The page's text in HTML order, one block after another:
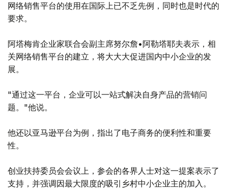
网络销售平台的使用在国际上已不乏先例，同时也是时代的
要求。
阿塔梅肯企业家联合会副主席努尔詹•阿勒塔耶夫表示，相
关网络销售平台的建立，将大大大促进国内中小企业的发
展。
"通过这一平台，企业可以一站式解决自身产品的营销问
题。"他说。
他还以亚马逊平台为例，指出了电子商务的便利性和重要
性。
创业扶持委员会会议上，参会的各界人士对这一提案表示了
支持，并强调因最大限度的吸引乡村中小企业主的加入。